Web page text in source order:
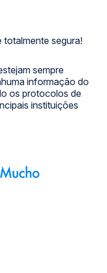
totalmente segura!
sempre
informação do
os protocolos de
instituições